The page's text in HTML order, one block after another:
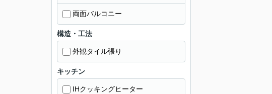
両面バルコニー
構造・工法
外観タイル張り
キッチン
IHクッキングヒーター